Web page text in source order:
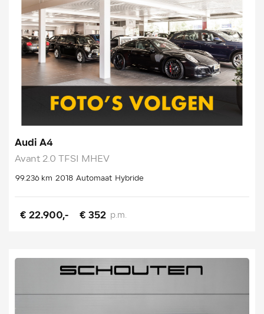
Audi A4
Avant 2.0 TFSI MHEV
99.236 km 2018 Automaat Hybride
€ 22.900,- € 352 p.m.